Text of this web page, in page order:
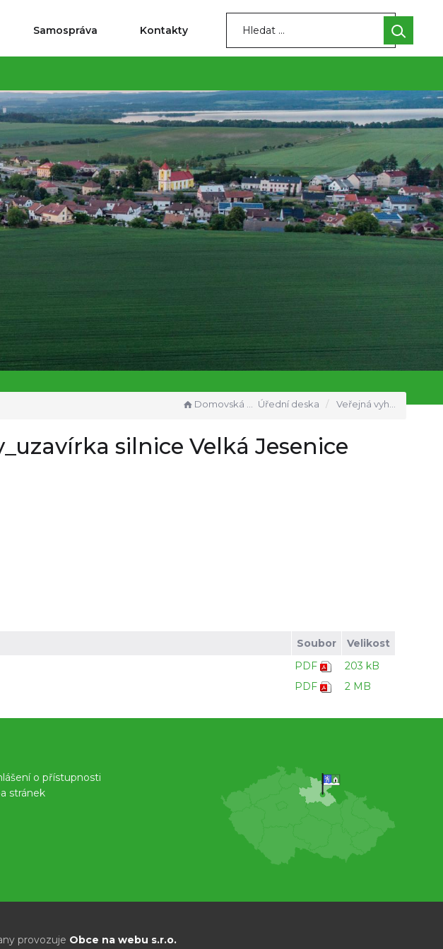
Samospráva Kontakty
Domovská stránka Úřední deska Veřejná vyhláška_opatření obecné povahy_uzavírka silnice Velká Jesenice
silnice Velká Jesenice
Soubor
Velikost
PDF
203 kB
PDF 2 MB
o přístupnosti
stránek
provozuje Obce na webu s.r.o.